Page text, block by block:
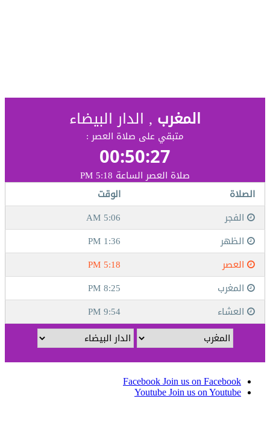
Facebook Join us on Facebook
Youtube Join us on Youtube